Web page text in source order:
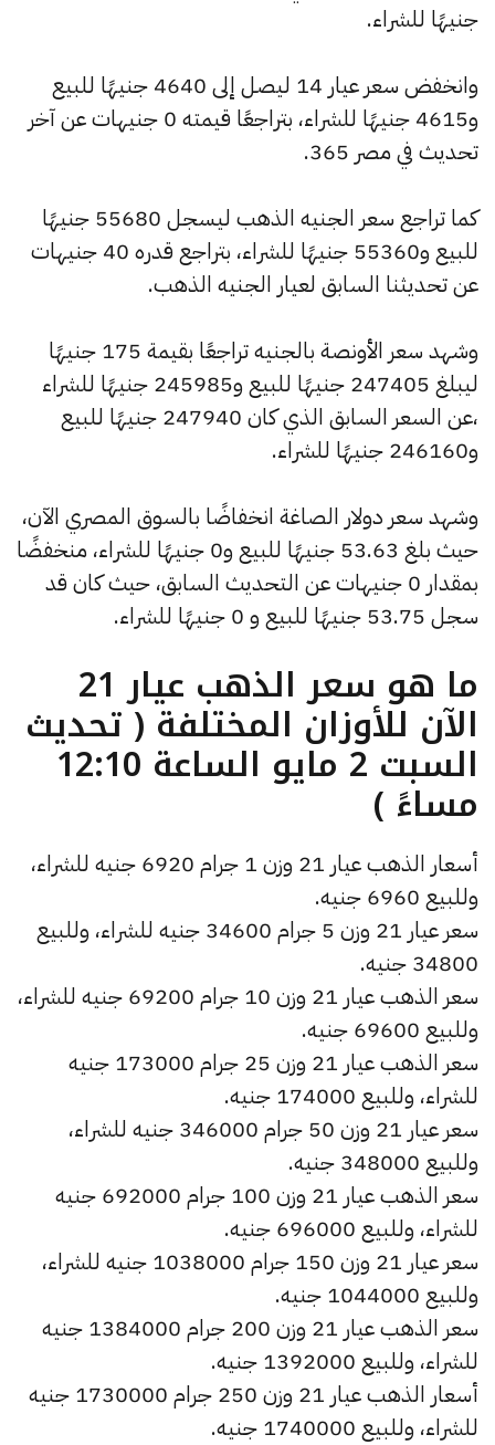
جنيهًا للشراء.
وانخفض سعر عيار 14 ليصل إلى 4640 جنيهًا للبيع
و4615 جنيهًا للشراء، بتراجعًا قيمته 0 جنيهات عن آخر
تحديث في مصر 365.
كما تراجع سعر الجنيه الذهب ليسجل 55680 جنيهًا
للبيع و55360 جنيهًا للشراء، بتراجع قدره 40 جنيهات
عن تحديثنا السابق لعيار الجنيه الذهب.
وشهد سعر الأونصة بالجنيه تراجعًا بقيمة 175 جنيهًا
ليبلغ 247405 جنيهًا للبيع و245985 جنيهًا للشراء
،عن السعر السابق الذي كان 247940 جنيهًا للبيع
و246160 جنيهًا للشراء.
وشهد سعر دولار الصاغة انخفاضًا بالسوق المصري الآن،
حيث بلغ 53.63 جنيهًا للبيع و0 جنيهًا للشراء، منخفضًا
بمقدار 0 جنيهات عن التحديث السابق، حيث كان قد
سجل 53.75 جنيهًا للبيع و 0 جنيهًا للشراء.
ما هو سعر الذهب عيار 21
الآن للأوزان المختلفة ( تحديث
السبت 2 مايو الساعة 12:10
مساءً )
أسعار الذهب عيار 21 وزن 1 جرام 6920 جنيه للشراء،
وللبيع 6960 جنيه.
سعر عيار 21 وزن 5 جرام 34600 جنيه للشراء، وللبيع
34800 جنيه.
سعر الذهب عيار 21 وزن 10 جرام 69200 جنيه للشراء،
وللبيع 69600 جنيه.
سعر الذهب عيار 21 وزن 25 جرام 173000 جنيه
للشراء، وللبيع 174000 جنيه.
سعر عيار 21 وزن 50 جرام 346000 جنيه للشراء،
وللبيع 348000 جنيه.
سعر الذهب عيار 21 وزن 100 جرام 692000 جنيه
للشراء، وللبيع 696000 جنيه.
سعر عيار 21 وزن 150 جرام 1038000 جنيه للشراء،
وللبيع 1044000 جنيه.
سعر الذهب عيار 21 وزن 200 جرام 1384000 جنيه
للشراء، وللبيع 1392000 جنيه.
أسعار الذهب عيار 21 وزن 250 جرام 1730000 جنيه
للشراء، وللبيع 1740000 جنيه.